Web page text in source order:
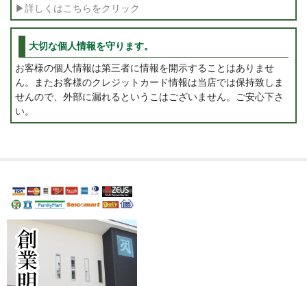
▶詳しくはこちらをクリック
大切な個人情報を守ります。
お客様の個人情報は第三者に情報を開示することはありませ
ん。またお客様のクレジットカード情報は当店では保持致しま
せんので、外部に漏れるというこはございません。ご安心下さ
い。